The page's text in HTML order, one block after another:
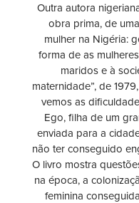
Outra autora
obra prima, de
mulher na Nigéria:
forma de as
maridos e à
maternidade”, de
vemos as
Ego, filha de um
enviada para a
não ter conseguido
O livro mostra
na época, a
feminina